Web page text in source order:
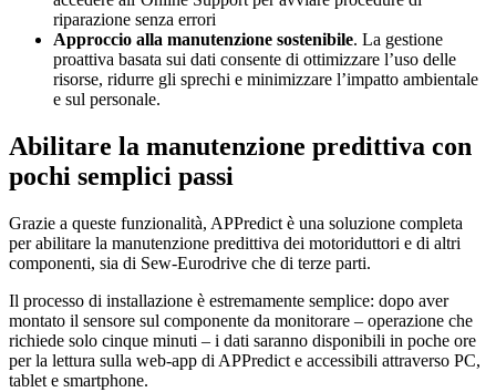
riparazione senza errori
Approccio alla manutenzione sostenibile. La gestione
proattiva basata sui dati consente di ottimizzare l’uso delle
risorse, ridurre gli sprechi e minimizzare l’impatto ambientale
e sul personale.
Abilitare la manutenzione predittiva con
pochi semplici passi
Grazie a queste funzionalità, APPredict è una soluzione completa
per abilitare la manutenzione predittiva dei motoriduttori e di altri
componenti, sia di Sew-Eurodrive che di terze parti.
Il processo di installazione è estremamente semplice: dopo aver
montato il sensore sul componente da monitorare – operazione che
richiede solo cinque minuti – i dati saranno disponibili in poche ore
per la lettura sulla web-app di APPredict e accessibili attraverso PC,
tablet e smartphone.